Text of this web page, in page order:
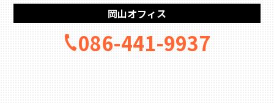
岡山オフィス
086-441-9937